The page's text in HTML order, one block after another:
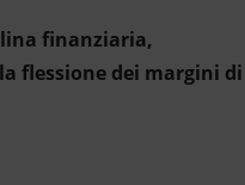
finanziaria,
flessione dei margini di